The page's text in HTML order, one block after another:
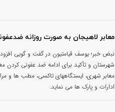
معابر لاهیجان به صورت روزانه
نبض خبر؛ یوسف قیامتیون در گفت و گویی
شهرستان و تأکید برای ادامه ضد عفونی کردن
معابر شهری، ایستگاههای تاکسی، مطب ها و
ادارات و پارک ها می نماید.